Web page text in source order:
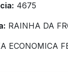
4675
RAINHA DA
ECONOMICA